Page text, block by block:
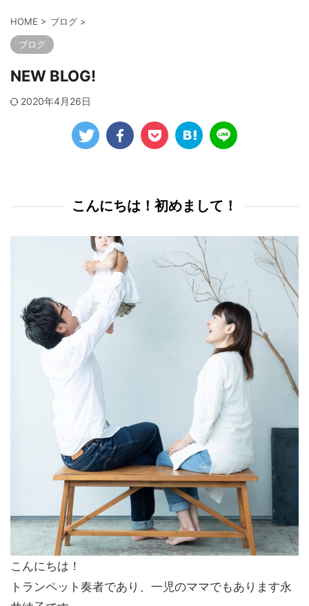
HOME > ブログ >
ブログ
NEW BLOG!
2020年4月26日
こんにちは！初めまして！
こんにちは！
トランペット奏者であり、一児のママでもあります永